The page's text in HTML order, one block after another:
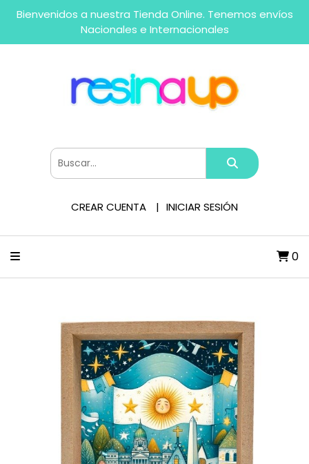
Bienvenidos a nuestra Tienda Online. Tenemos envíos
Nacionales e Internacionales
CREAR CUENTA INICIAR SESIÓN
0